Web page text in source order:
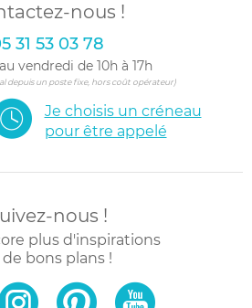
nous !
31 53 03 78
vendredi de 10h à 17h
depuis un poste fixe, hors coût opérateur)
Je choisis un créneau
pour être appelé
nous !
plus d'inspirations
bons plans !